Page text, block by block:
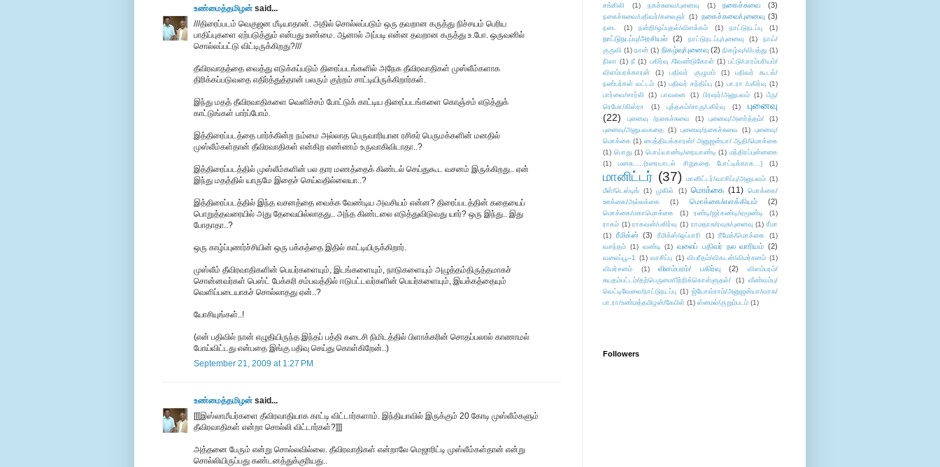
உண்மைத்தமிழன் said...
///திரைப்படம் வெகுஜன மீடியாதான். அதில் சொல்லப்படும் ஒரு தவறான கருத்து நிச்சயம் பெரிய
பாதிப்புகளை ஏற்படுத்தும் என்பது உண்மை. ஆனால் அப்படி என்ன தவறான கருத்து உ.போ. ஒருவனில்
சொல்லப்பட்டு விட்டிருக்கிறது?///
தீவிரவாதத்தை வைத்து எடுக்கப்படும் திரைப்படங்களில் அநேக தீவிரவாதிகள் முஸ்லீம்களாக
திரிக்கப்படுவதை எதிர்த்துத்தான் பலரும் குற்றம் சாட்டியிருக்கிறார்கள்.
இந்து மதத் தீவிரவாதிகளை வெளிச்சம் போட்டுக் காட்டிய திரைப்படங்களை கொஞ்சம் எடுத்துக்
காட்டுங்கள் பார்ப்போம்.
இத்திரைப்படத்தை பார்க்கின்ற நம்மை அல்லாத பெருவாரியான ரசிகர் பெருமக்களின் மனதில்
முஸ்லீம்கள்தான் தீவிரவாதிகள் என்கிற எண்ணம் உருவாகிவிடாதா..?
இத்திரைப்படத்தில் முஸ்லீம்களின் பல தார மணத்தைக் கிண்டல் செய்துகூட வசனம் இருக்கிறது.. ஏன்
இந்து மதத்தில் யாருமே இதைச் செய்வதில்லையா..?
இத்திரைப்படத்தில் இந்த வசனத்தை வைக்க வேண்டிய அவசியம் என்ன? திரைப்படத்தின் கதையைப்
பொறுத்தவரையில் அது தேவையில்லாதது.. அந்த கிண்டலை எடுத்துவிடுவது யார்? ஒரு இந்து.. இது
போதாதா..?
ஒரு காழ்ப்புணர்ச்சியின் ஒரு பக்கத்தை இதில் காட்டியிருக்கிறார்.
முஸ்லீம் தீவிரவாதிகளின் பெயர்களையும், இடங்களையும், நாடுகளையும் அழுத்தம்திருத்தமாகச்
சொன்னவர்கள் பெஸ்ட் பேக்கரி சம்பவத்தில் ஈடுபட்டவர்களின் பெயர்களையும், இயக்கத்தையும்
வெளிப்படையாகச் சொல்லாதது ஏன்..?
யோசியுங்கள்..!
(என் பதிவில் நான் எழுதியிருந்த இந்தப் பத்தி கடைசி நிமிடத்தில் பிளாக்கரின் சொதப்பலால் காணாமல்
போய்விட்டது என்பதை இங்கு பதிவு செய்து கொள்கிறேன்..)
September 21, 2009 at 1:27 PM
உண்மைத்தமிழன் said...
[[[இஸ்லாமீயர்களை தீவிரவாதியாக காட்டி விட்டார்களாம். இந்தியாவில் இருக்கும் 20 கோடி முஸ்லீம்களும்
தீவிரவாதிகள் என்றா சொல்லி விட்டார்கள்?]]]
அத்தனை பேரும் என்று சொல்லவில்லை. தீவிரவாதிகள் என்றாலே மெஜாரிட்டி முஸ்லீம்கள்தான் என்று
சொல்லியிருப்பது கண்டனத்துக்குரியது..
சங்கிலி
(1) நகச்சுவை/புனைவு (1) நகைச்சுவை (3)
நகைச்சுவை/பதிவர்/கலைஞர் (1) நகைச்சுவை/புனைவு (3)
நடை (1) நன்றி/ஒப்புதல்/விளக்கம் (1) நாட்டுநடப்பு (1)
நாட்டுநடப்பு/அரசியல் (2) நாட்டுநடப்பு/புனைவு (1)
நாய்/
குருவி (1) நான் (1) நிகழ்வு/புனைவு (2) நிகழ்வு/விபத்து (1)
நிலா (1) நீ (1) பகிர்வு /வேண்டுகோள் (1) பட்டு/பாரம்பரியம்/
விளம்பரக்காரன்
(1) பதிவர் குழுமம் (1)
பதிவர் கூடல்/
நண்பர்கள் வட்டம் (1) பதிவர் சந்திப்பு (1) பா.ரா /பகிர்வு (1)
பார்வை/சார்லி
(1) பாவனை (1) பிரஷர்/அனுபவம் (1) பீரு/
ரெமோ/கிஸ்ரா
(1) புத்தகம்/சாரு/பகிர்வு (1)
புனைவு
(22)
புனைவு /நகைச்சுவை (1) புனைவு/அனர்த்தம்/
(1)
புனைவு/அனுபவகதை (1) புனைவு/நகைச்சுவை (1) புனைவு/
மொக்கை (1) பைத்தியக்காரன்/ அனுஜன்யா/ ஆதி/மொக்கை
(1) பொது (1) பொய்யாண்டி/நையாண்டி (1) மந்திரப்புன்னகை
(1)
மனசு.....(உரையாடல் சிறுகதை போட்டிக்காக...) (1)
மானிட்டர் (37) மானிட்டர்/வாசிப்பு/அனுபவம் (1)
மீள்/டெஸ்டிங் (1) முகில் (1) மொக்கை (11) மொக்கை/
ஊக்கை/அல்லக்கை
(1) மொக்கை/எளக்கியம் (2)
மொக்கை/மகாமொக்கை (1) ரண்டி/ஜர்கண்டி/ஏமூண்டி
(1)
ராகம் (1) ராகவன்/பகிர்வு (1) ராமதாசு/ரவுசு/புனைவு (1) ரீமா
(1)
ரீமிக்ஸ் (3) ரீமிக்ஸ்/ஒப்பாரி (1) ரீமேக்/மொக்கை
(1)
வசந்தம் (1) வண்டி (1) வலைப் பதிவர் நல வாரியம் (2)
வலைப்பூ--1 (1) வாசிப்பு (1) விபரீதம்/விகடன்/விமர்சனம் (1)
விமர்சனம்
(1) விளம்பரம்/ பகிர்வு (2)
விளம்பரம்/
சுயதம்பட்டம்/தற்பெருமை/பீற்றிக்கொள்ளுதல்/
(1) வீண்வம்பு/
வெட்டிவேலை/நாட்டுநடப்பு (1) ஜ்யோவ்ராம்/அனுஜன்யா/வாசு/
பா.ரா/உண்மத்தமிழன்/கேபிள் (1) ஸ்மைல்/குறும்படம் (1)
Followers